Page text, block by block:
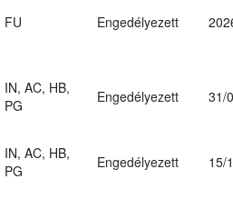
FU Engedélyezett
IN, AC, HB,
PG
Engedélyezett 31/
IN, AC, HB,
PG
Engedélyezett 15/